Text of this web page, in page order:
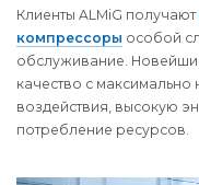
Клиенты ALMiG получают
компрессоры особой
обслуживание.
качество с
воздействия, высокую
потребление ресурсов.